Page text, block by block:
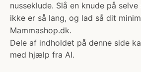
nusseklude. Slå en knude på
ikke er så lang, og lad så dit
Mammashop.dk.
Dele af indholdet på denne side
med hjælp fra AI.